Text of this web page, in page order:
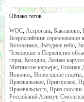
Облако тегов
WOC, Астрогань, Бакланово,
Всероссийские соревнования
Вязовенька, Звёздное небо,
Чемпионат и Первенство
горы, Колодня, Лесная
Митинские карьеры, Нижняя
Новичок, Новогодние старты,
Пржевальское, Пригорское,
Пржевальского, Приз смолян-
Российский Азимут, Смоленск